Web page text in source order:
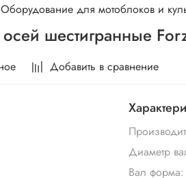
Оборудование для мотоблоков и
шестигранные
Добавить в сравнение
Диаметр
Вал форма: